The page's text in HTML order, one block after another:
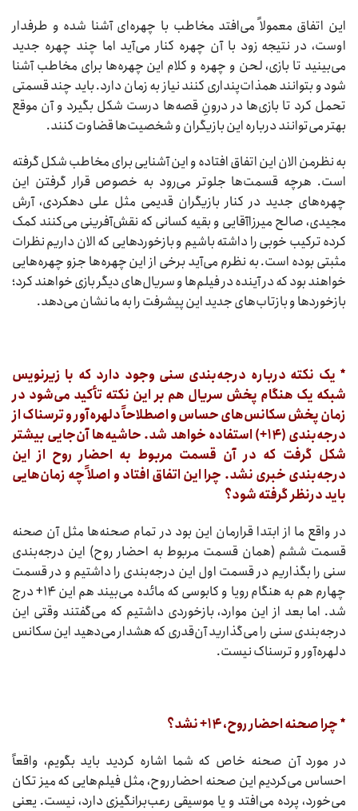
این اتفاق معمولاً می‌افتد مخاطب با چهره‌ای آشنا شده و طرفدار
اوست، در نتیجه زود با آن چهره کنار می‌آید اما چند چهره جدید
می‌بینید تا بازی، لحن و چهره و کلام این چهره‌ها برای مخاطب آشنا
شود و بتوانند همذات‌پنداری کنند نیاز به زمان دارد. باید چند قسمتی
تحمل کرد تا بازی‌ها در درونِ قصه‌ها درست شکل بگیرد و آن موقع
بهتر می‌توانند درباره این بازیگران و شخصیت‌ها قضاوت کنند.
به نظرمن الان این اتفاق افتاده و این آشنایی برای مخاطب شکل گرفته
است. هرچه قسمت‌ها جلوتر می‌رود به خصوص قرار گرفتن این
چهره‌های جدید در کنار بازیگران قدیمی مثل علی دهکردی، آرش
مجیدی، صالح میرزاآقایی و بقیه کسانی که نقش‌آفرینی می‌کنند کمک
کرده ترکیب خوبی را داشته باشیم و بازخوردهایی که الان داریم نظرات
مثبتی بوده است. به نظرم می‌آید برخی از این چهره‌ها جزو چهره‌هایی
خواهند بود که در آینده در فیلم‌ها و سریال‌های دیگر بازی خواهند کرد؛
بازخوردها و بازتاب‌های جدید این پیشرفت را به ما نشان می‌دهد.
* یک نکته درباره درجه‌بندی سنی وجود دارد که با زیرنویس
شبکه یک هنگام پخش سریال هم بر این نکته تأکید می‌شود در
زمان پخش سکانس‌های حساس و اصطلاحاً دلهره‌آور و ترسناک از
درجه‌بندی (۱۴+) استفاده خواهد شد. حاشیه‌ها آن‌جایی بیشتر
شکل گرفت که در آن قسمت مربوط به احضار روح از این
درجه‌بندی خبری نشد. چرا این اتفاق افتاد و اصلاً چه زمان‌هایی
باید درنظر گرفته شود؟
در واقع ما از ابتدا قرارمان این بود در تمام صحنه‌ها مثل آن صحنه
قسمت ششم (همان قسمت مربوط به احضار روح) این درجه‌بندی
سنی را بگذاریم در قسمت اول این درجه‌بندی را داشتیم و در قسمت
چهارم هم به هنگام رویا و کابوسی که مائده می‌بیند هم این ۱۴+ درج
شد. اما بعد از این موارد، بازخوردی داشتیم که می‌گفتند وقتی این
درجه‌بندی سنی را می‌گذارید آن‌قدری که هشدار می‌دهید این سکانس
دلهره‌آور و ترسناک نیست.
* چرا صحنه احضار روح، ۱۴+ نشد؟
در مورد آن صحنه خاص که شما اشاره کردید باید بگویم، واقعاً
احساس می‌کردیم این صحنه احضار روح، مثل فیلم‌هایی که میز تکان
می‌خورد، پرده می‌افتد و یا موسیقی رعب‌برانگیزی دارد، نیست. یعنی